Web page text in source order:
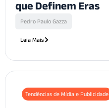
que Definem Eras
Pedro Paulo Gazza
Leia Mais
Tendências de Mídia e Publicidade